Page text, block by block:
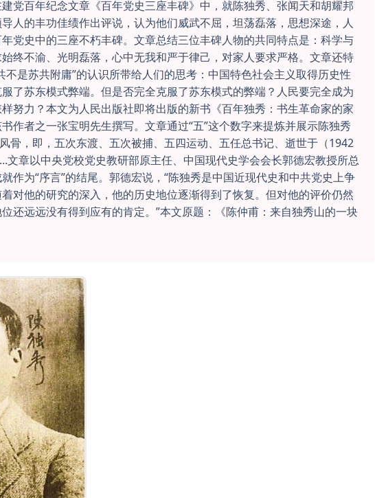
党百年纪念文章《百年党史三座丰碑》中，就陈独秀、张闻天和胡耀邦
人的丰功佳绩作出评说，认为他们威武不屈，坦荡磊落，思想深途，人
党史中的三座不朽丰碑。文章总结三位丰碑人物的共同特点是：科学与
终不渝、光明磊落，心中无我和严于律己，对家人要求严格。文章还特
不是苏共附庸”的认识所带给人们的思考：中国特色社会主义取得历史性
了苏东模式弊端。但是否完全克服了苏东模式的弊端？人民要完全成为
努力？本文为人民出版社即将出版的新书《百年独秀：书生革命家的家
作者之一张宝明先生撰写。文章通过“五”这个数字来提炼并展示陈独秀
骨，即，五次东渡、五次被捕、五四运动、五任总书记、逝世于（1942
文章以中央党校党史教研部原主任、中国现代史学会会长郭德宏教授所总
作为“序言”的结尾。郭德宏说，“陈独秀是中国近现代史和中共党史上争
对他的研究的深入，他的历史地位逐渐得到了恢复。但对他的评价仍然
还远远没有得到应有的肯定。”本文原题：《陈仲甫：来自独秀山的一块